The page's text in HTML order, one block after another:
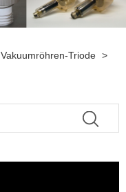
Vakuumröhren-Triode >